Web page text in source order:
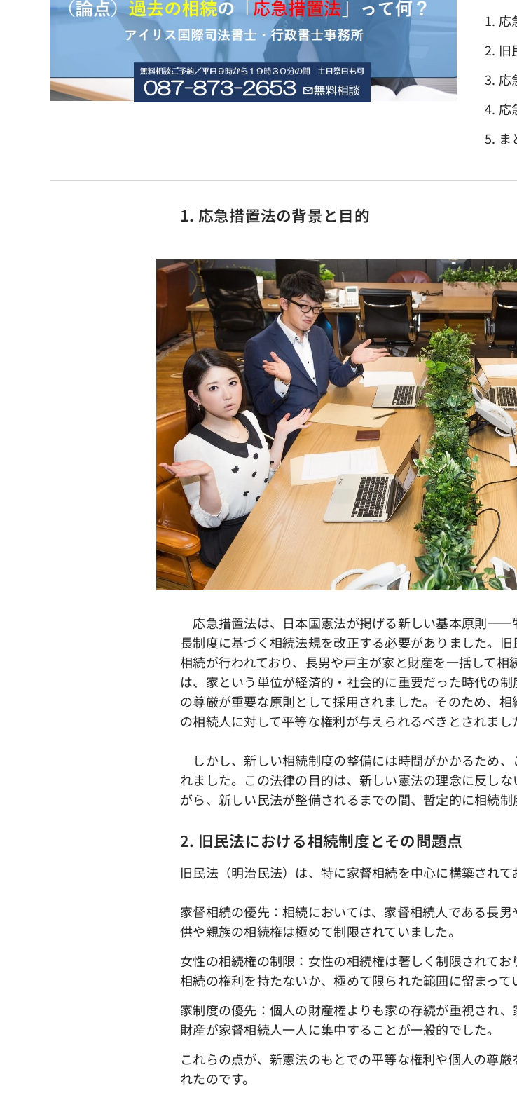
1. 応
2. 旧
3. 応
4. 応
5. ま
1. 応急措置法の背景と目的
応急措置法は、日本国憲法が掲げる新しい基本原則
長制度に基づく相続法規を改正する必要がありました。
相続が行われており、長男や戸主が家と財産を一括して
は、家という単位が経済的・社会的に重要だった時代の
の尊厳が重要な原則として採用されました。そのため、
の相続人に対して平等な権利が与えられるべきとされまし
しかし、新しい相続制度の整備には時間がかかるため
れました。この法律の目的は、新しい憲法の理念に反し
がら、新しい民法が整備されるまでの間、暫定的に相続制
2. 旧民法における相続制度とその問題点
旧民法（明治民法）は、特に家督相続を中心に構築されて
家督相続の優先：相続においては、家督相続人である長
供や親族の相続権は極めて制限されていました。
女性の相続権の制限：女性の相続権は著しく制限されて
相続の権利を持たないか、極めて限られた範囲に留まって
家制度の優先：個人の財産権よりも家の存続が重視され、
財産が家督相続人一人に集中することが一般的でした。
これらの点が、新憲法のもとでの平等な権利や個人の尊
れたのです。